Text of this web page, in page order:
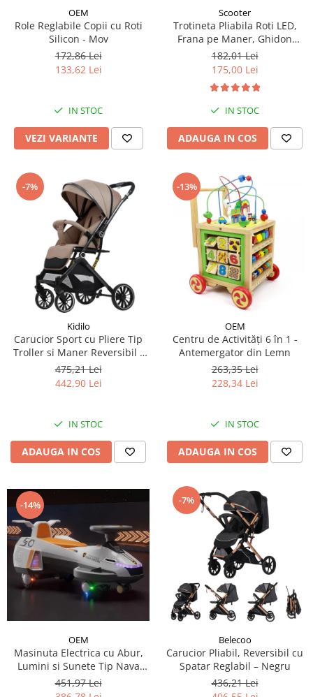
OEM
Role Reglabile Copii cu Roti
Silicon - Mov
172,86 Lei
133,62 Lei
IN STOC
VEZI VARIANTE
Scooter
Trotineta Pliabila Roti LED,
Frana pe Maner, Ghidon
Reglabil - Albastru
182,01 Lei
175,00 Lei
IN STOC
ADAUGA IN COS
-7%
Kidilo
Carucior Sport cu Pliere Tip
Troller si Maner Reversibil -
Bej
475,21 Lei
442,90 Lei
IN STOC
ADAUGA IN COS
-13%
OEM
Centru de Activități 6 în 1 -
Antemergator din Lemn
263,35 Lei
228,34 Lei
IN STOC
ADAUGA IN COS
-14%
OEM
Masinuta Electrica cu Abur,
Lumini si Sunete Tip Nava
Spatiala
451,97 Lei
-7%
Belecoo
Carucior Pliabil, Reversibil cu
Spatar Reglabil – Negru
436,21 Lei